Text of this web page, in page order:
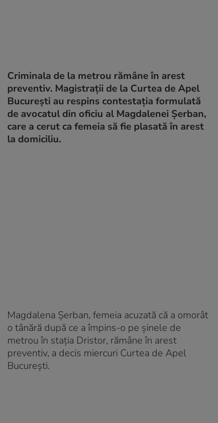
Criminala de la metrou rămâne în arest
preventiv. Magistrații de la Curtea de Apel
București au respins contestația formulată
de avocatul din oficiu al Magdalenei Șerban,
care a cerut ca femeia să fie plasată în arest
la domiciliu.
Magdalena Şerban, femeia acuzată că a omorât
o tânără după ce a împins-o pe şinele de
metrou în staţia Dristor, rămâne în arest
preventiv, a decis miercuri Curtea de Apel
Bucureşti.